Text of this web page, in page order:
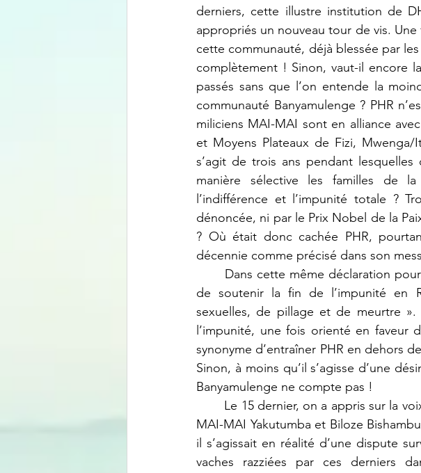
derniers, cette illustre institution de
appropriés un nouveau tour de vis. Une
cette communauté, déjà blessée par
complètement ! Sinon, vaut-il encore
passés sans que l’on entende la
communauté Banyamulenge ? PHR
miliciens MAI-MAI sont en alliance
et Moyens Plateaux de Fizi,
s’agit de trois ans pendant
manière sélective les familles de
l’indifférence et l’impunité totale ?
dénoncée, ni par le Prix Nobel de la
? Où était donc cachée PHR,
décennie comme précisé dans son
de soutenir la fin de l’impunité en
sexuelles, de pillage et de meurtre
l’impunité, une fois orienté en faveur
synonyme d’entraîner PHR en dehors
Sinon, à moins qu’il s’agisse d’une
Banyamulenge ne compte pas !
MAI-MAI Yakutumba et Biloze
il s’agissait en réalité d’une dispute
vaches razziées par ces derniers